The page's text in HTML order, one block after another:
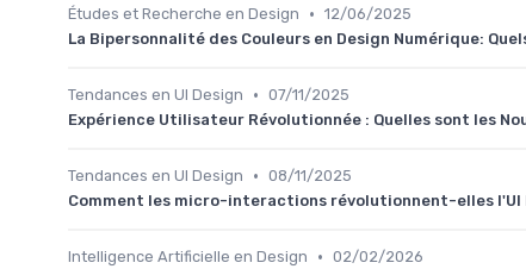
Études et Recherche en Design • 12/06/2025
La Bipersonnalité des Couleurs en Design Numérique:
Tendances en UI Design • 07/11/2025
Expérience Utilisateur Révolutionnée : Quelles sont les
Tendances en UI Design • 08/11/2025
Comment les micro-interactions révolutionnent-elles l'UI
Intelligence Artificielle en Design • 02/02/2026